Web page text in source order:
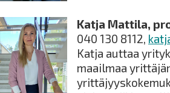
Katja Mattila,
040 130 8112,
Katja auttaa
maailmaa